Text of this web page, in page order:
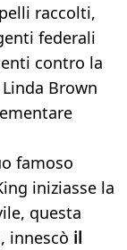
raccolti,
federali
contro la
Linda Brown
famoso
iniziasse la
questa
innescò il